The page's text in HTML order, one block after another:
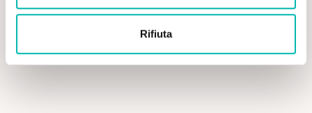
Rifiuta
price
7,10€.
price
4,40€.